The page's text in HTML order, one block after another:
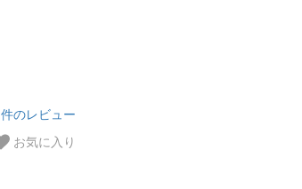
件のレビュー
お気に入り